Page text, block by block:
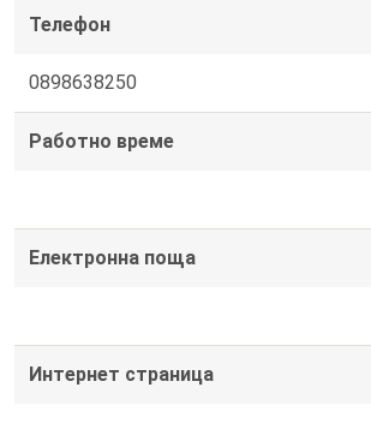
Телефон
0898638250
Работно време
Електронна поща
Интернет страница